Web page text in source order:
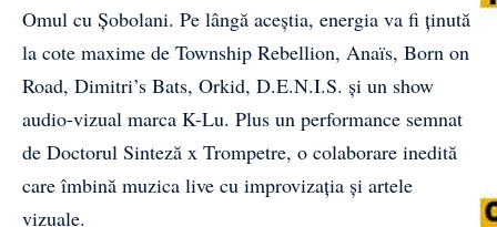
Omul cu Șobolani. Pe lângă aceștia, energia va fi ținută
la cote maxime de Township Rebellion, Anaïs, Born on
Road, Dimitri’s Bats, Orkid, D.E.N.I.S. și un show
audio-vizual marca K-Lu. Plus un performance semnat
de Doctorul Sinteză x Trompetre, o colaborare inedită
care îmbină muzica live cu improvizația și artele
vizuale.